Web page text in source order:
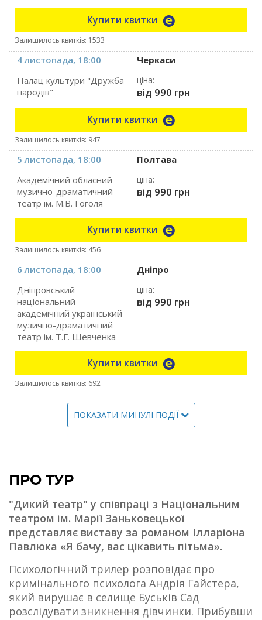
Купити квитки
Залишилось квитків: 1533
4 листопада, 18:00
Черкаси
Палац культури "Дружба
народів"
ціна:
від 990 грн
Купити квитки
Залишилось квитків: 947
5 листопада, 18:00
Полтава
Академічний обласний
музично-драматичний
театр ім. М.В. Гоголя
ціна:
від 990 грн
Купити квитки
Залишилось квитків: 456
6 листопада, 18:00
Дніпро
Дніпровський
національний
академічний український
музично-драматичний
театр ім. Т.Г. Шевченка
ціна:
від 990 грн
Купити квитки
Залишилось квитків: 692
ПОКАЗАТИ МИНУЛІ ПОДІЇ
ПРО ТУР
"Дикий театр" у співпраці з Національним
театром ім. Марії Заньковецької
представляє виставу за романом Ілларіона
Павлюка «Я бачу, вас цікавить пітьма».
Психологічний трилер розповідає про
кримінального психолога Андрія Гайстера,
який вирушає в селище Буськів Сад
розслідувати зникнення дівчинки. Прибувши